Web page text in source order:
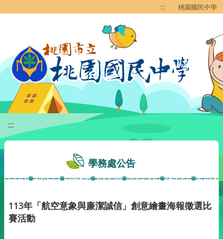
::: 桃園國民中學
:::
學務處公告
113年「航空意象與廉潔誠信」創意繪畫海報徵選比
賽活動